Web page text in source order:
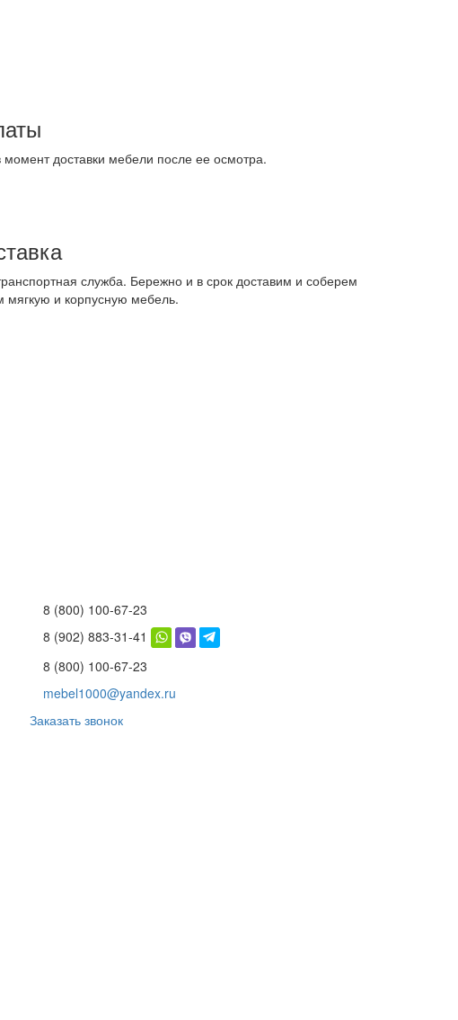
момент доставки мебели после ее осмотра.
служба. Бережно и в срок доставим и соберем
и корпусную мебель.
8 (800) 100-67-23
8 (902) 883-31-41
8 (800) 100-67-23
mebel1000@yandex.ru
Заказать звонок